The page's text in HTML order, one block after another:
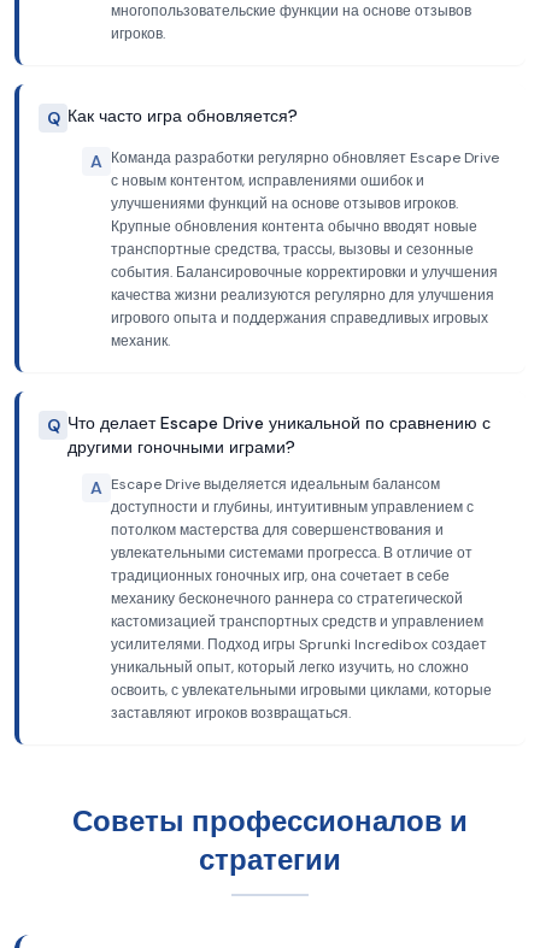
многопользовательские функции на основе отзывов
игроков.
Q Как часто игра обновляется?
A Команда разработки регулярно обновляет Escape Drive
с новым контентом, исправлениями ошибок и
улучшениями функций на основе отзывов игроков.
Крупные обновления контента обычно вводят новые
транспортные средства, трассы, вызовы и сезонные
события. Балансировочные корректировки и улучшения
качества жизни реализуются регулярно для улучшения
игрового опыта и поддержания справедливых игровых
механик.
Q Что делает Escape Drive уникальной по сравнению с
другими гоночными играми?
A Escape Drive выделяется идеальным балансом
доступности и глубины, интуитивным управлением с
потолком мастерства для совершенствования и
увлекательными системами прогресса. В отличие от
традиционных гоночных игр, она сочетает в себе
механику бесконечного раннера со стратегической
кастомизацией транспортных средств и управлением
усилителями. Подход игры Sprunki Incredibox создает
уникальный опыт, который легко изучить, но сложно
освоить, с увлекательными игровыми циклами, которые
заставляют игроков возвращаться.
Советы профессионалов и
стратегии